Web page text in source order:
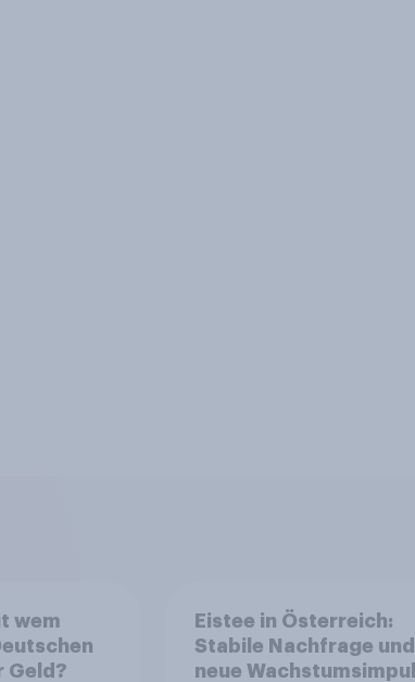
wem
Geld?
Eistee in Österreich:
Stabile Nachfrage und
neue